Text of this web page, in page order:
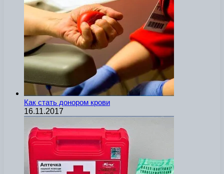
Как стать донором крови
16.11.2017